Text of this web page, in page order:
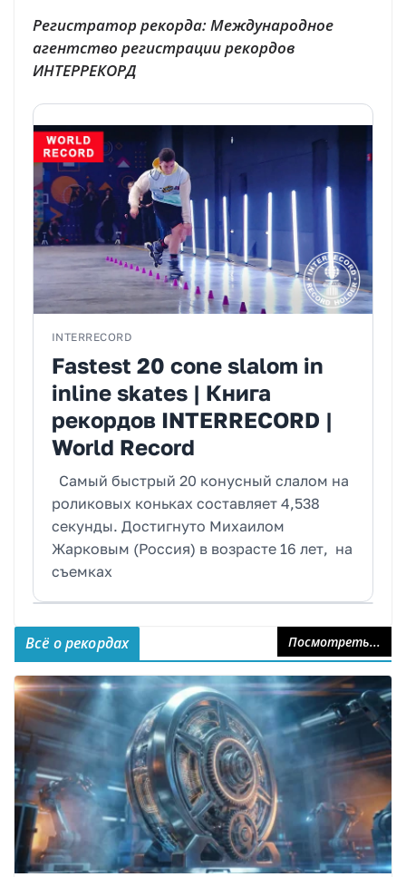
Регистратор рекорда: Международное
агентство регистрации рекордов
ИНТЕРРЕКОРД
INTERRECORD
Fastest 20 cone slalom in
inline skates | Книга
рекордов INTERRECORD |
World Record
Самый быстрый 20 конусный слалом на
роликовых коньках составляет 4,538
секунды. Достигнуто Михаилом
Жарковым (Россия) в возрасте 16 лет, на
съемках
Всё о рекордах Посмотреть...